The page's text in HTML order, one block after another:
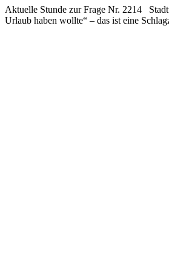
Aktuelle Stunde zur Frage Nr. 2214
Urlaub haben wollte“ – das ist eine